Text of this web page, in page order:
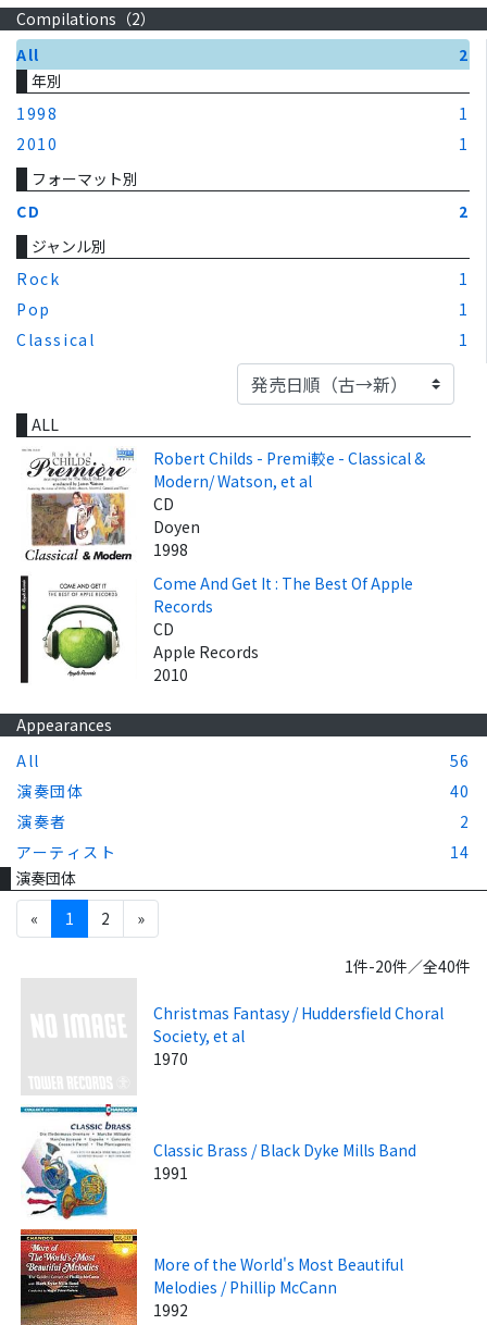
Compilations（2）
All
2
年別
1998
1
2010
1
フォーマット別
CD
2
ジャンル別
Rock
1
Pop
1
Classical
1
ALL
Robert Childs - Premi較e - Classical &
Modern/ Watson, et al
CD
Doyen
1998
Come And Get It : The Best Of Apple
Records
CD
Apple Records
2010
Appearances
All
56
演奏団体
40
演奏者
2
アーティスト
14
演奏団体
«
1 2 »
1件-20件／全40件
Christmas Fantasy / Huddersfield Choral
Society, et al
1970
Classic Brass / Black Dyke Mills Band
1991
More of the World's Most Beautiful
Melodies / Phillip McCann
1992